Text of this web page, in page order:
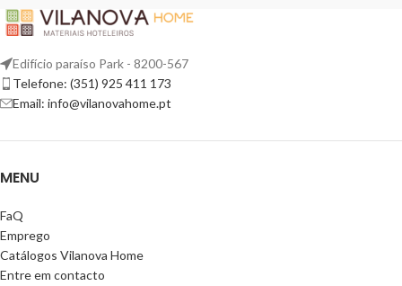
Edifício paraíso Park - 8200-567
Telefone: (351) 925 411 173
Email: info@vilanovahome.pt
MENU
FaQ
Emprego
Catálogos Vilanova Home
Entre em contacto